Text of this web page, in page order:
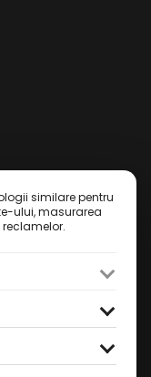
similare pentru
ului, masurarea